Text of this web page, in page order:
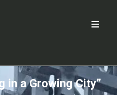
in a Growing City”